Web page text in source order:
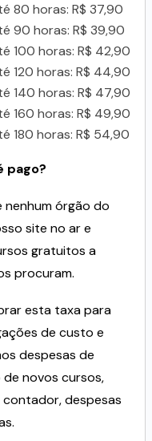
80 horas: R$ 37,90
90 horas: R$ 39,90
100 horas: R$ 42,90
120 horas: R$ 44,90
140 horas: R$ 47,90
160 horas: R$ 49,90
180 horas: R$ 54,90
pago?
nenhum órgão do
site no ar e
gratuitos a
procuram.
esta taxa para
de custo e
despesas de
novos cursos,
despesas